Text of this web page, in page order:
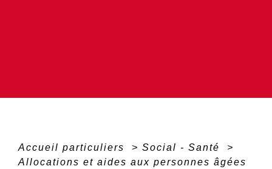
Accueil particuliers > Social - Santé
>
Allocations et aides aux personnes âgées